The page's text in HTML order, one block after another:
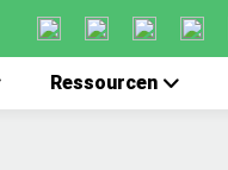
Ressourcen